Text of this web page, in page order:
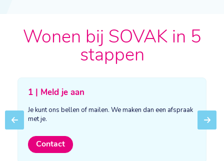
Wonen bij SOVAK in 5
stappen
Previous
1 | Meld je aan
Je kunt ons bellen of mailen. We maken dan een afspraak
met je.
Contact
Next